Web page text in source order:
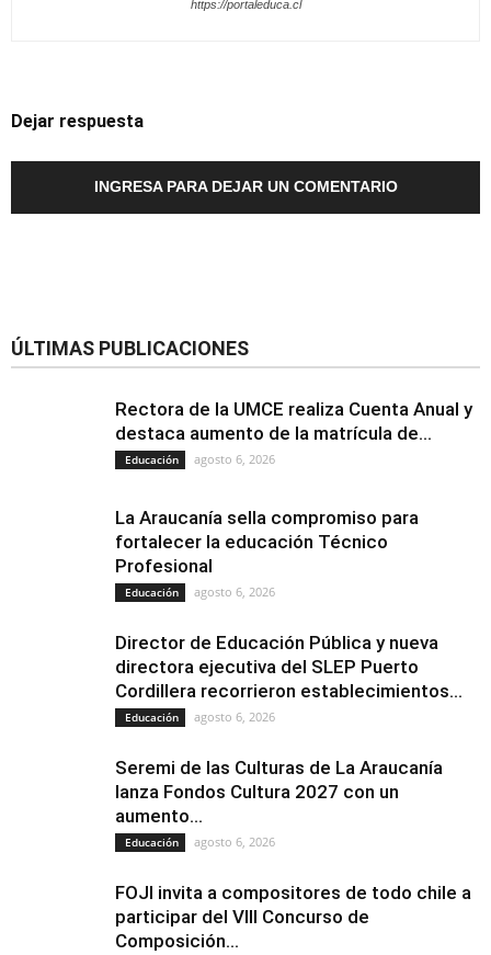
https://portaleduca.cl
Dejar respuesta
INGRESA PARA DEJAR UN COMENTARIO
ÚLTIMAS PUBLICACIONES
Rectora de la UMCE realiza Cuenta Anual y
destaca aumento de la matrícula de...
Educación agosto 6, 2026
La Araucanía sella compromiso para
fortalecer la educación Técnico
Profesional
Educación agosto 6, 2026
Director de Educación Pública y nueva
directora ejecutiva del SLEP Puerto
Cordillera recorrieron establecimientos...
Educación agosto 6, 2026
Seremi de las Culturas de La Araucanía
lanza Fondos Cultura 2027 con un
aumento...
Educación agosto 6, 2026
FOJI invita a compositores de todo chile a
participar del VIII Concurso de
Composición...